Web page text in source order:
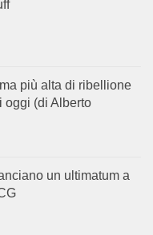
più alta di ribellione
oggi (di Alberto
un ultimatum a